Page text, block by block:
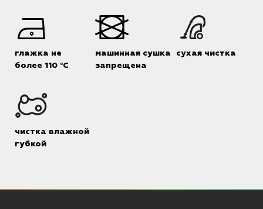
глажка не
более 110 °C
машинная сушка
запрещена
сухая чистка
чистка влажной
губкой